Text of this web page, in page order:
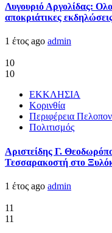
Λυγουριό Αργολίδας:
αποκριάτικες
1 έτος ago admin
10
10
ΕΚΚΛΗΣΙΑ
Κορινθία
Περιφέρεια
Πολιτισμός
Αριστείδης Γ.
Τεσσαρακοστή στο
1 έτος ago admin
11
11